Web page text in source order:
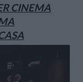
CINEMA